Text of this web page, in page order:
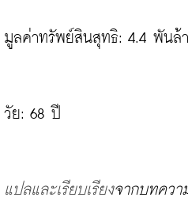
มูลค่าทรัพย์สินสุทธิ: 4.4 พันล้
วัย: 68 ปี
แปลและเรียบเรียงจากบทควา